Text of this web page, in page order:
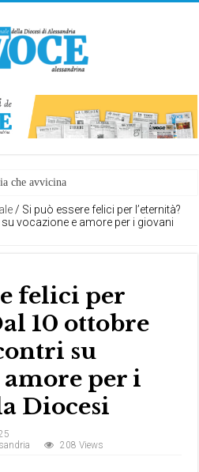
che avvicina
/ Si può essere felici per l’eternità?
vocazione e amore per i giovani
felici per
10 ottobre
su
amore per i
Diocesi
208 Views